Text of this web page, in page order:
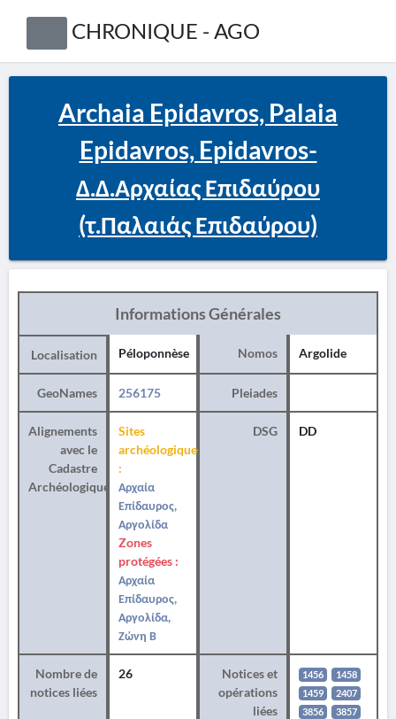
CHRONIQUE - AGO
Archaia Epidavros, Palaia
Epidavros, Epidavros-
Δ.Δ.Αρχαίας Επιδαύρου
(τ.Παλαιάς Επιδαύρου)
Informations Générales
Localisation Péloponnèse Nomos Argolide
GeoNames 256175 Pleiades
Alignements
avec le
Cadastre
Archéologique
Sites
archéologiques
:
Αρχαία
Επίδαυρος,
Αργολίδα
Zones
protégées :
Αρχαία
Επίδαυρος,
Αργολίδα,
Ζώνη Β
DSG DD
Nombre de
notices liées
26
Notices et
opérations
liées
1456
1458
1459
2407
3856
3857